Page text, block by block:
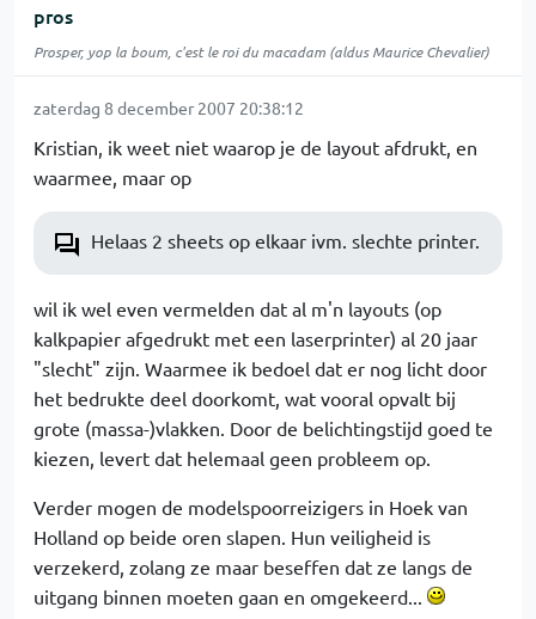
pros
Prosper, yop la boum, c'est le roi du macadam (aldus Maurice Chevalier)
zaterdag 8 december 2007 20:38:12
Kristian, ik weet niet waarop je de layout afdrukt, en
waarmee, maar op
Helaas 2 sheets op elkaar ivm. slechte printer.
wil ik wel even vermelden dat al m'n layouts (op
kalkpapier afgedrukt met een laserprinter) al 20 jaar
"slecht" zijn. Waarmee ik bedoel dat er nog licht door
het bedrukte deel doorkomt, wat vooral opvalt bij
grote (massa-)vlakken. Door de belichtingstijd goed te
kiezen, levert dat helemaal geen probleem op.
Verder mogen de modelspoorreizigers in Hoek van
Holland op beide oren slapen. Hun veiligheid is
verzekerd, zolang ze maar beseffen dat ze langs de
uitgang binnen moeten gaan en omgekeerd...